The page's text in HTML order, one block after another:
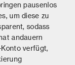
pausenlos
um diese zu
sodass
andauern
verfügt,